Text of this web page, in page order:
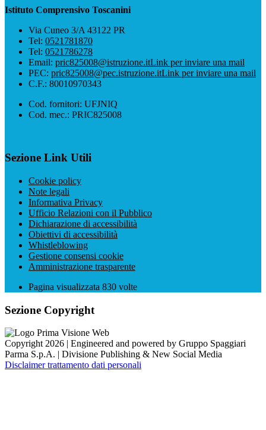
Istituto Comprensivo Toscanini
Via Cuneo 3/A 43122 PR
Tel: 0521781870
Tel: 0521786278
Email: pric825008@istruzione.itLink per inviare una mail
PEC: pric825008@pec.istruzione.itLink per inviare una mail
C.F.: 80010970343
Cod. fornitori: UFJNIQ
Cod. mec.: PRIC825008
Sezione Link Utili
Cookie policy
Note legali
Informativa Privacy
Ufficio Relazioni con il Pubblico
Dichiarazione di accessibilità
Obiettivi di accessibilità
Whistleblowing
Gestione consensi cookie
Amministrazione trasparente
Pagina visualizzata 830 volte
Sezione Copyright
Copyright 2026 | Engineered and powered by Gruppo Spaggiari
Parma S.p.A. | Divisione Publishing & New Social Media
Disclaimer trattamento dati personali